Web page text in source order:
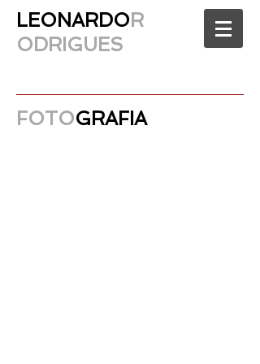
LEONARDO R
ODRIGUES
FOTOGRAFIA